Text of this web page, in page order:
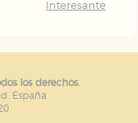
Interesante
los derechos.
España